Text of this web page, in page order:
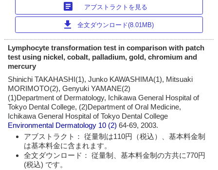
article アブストラクトを見る
download 全文ダウンロード(8.01MB)
Lymphocyte transformation test in comparison with patch
test using nickel, cobalt, palladium, gold, chromium and
mercury
Shinichi TAKAHASHI(1), Junko KAWASHIMA(1), Mitsuaki
MORIMOTO(2), Genyuki YAMANE(2)
(1)Department of Dermatology, Ichikawa General Hospital of
Tokyo Dental College, (2)Department of Oral Medicine,
Ichikawa General Hospital of Tokyo Dental College
Environmental Dermatology 10 (2)64-69, 2003.
アブストラクト： 従量制は110円（税込）、基本料金制
は基本料金に含まれます。
全文ダウンロード： 従量制、基本料金制の方共に770円
(税込) です。